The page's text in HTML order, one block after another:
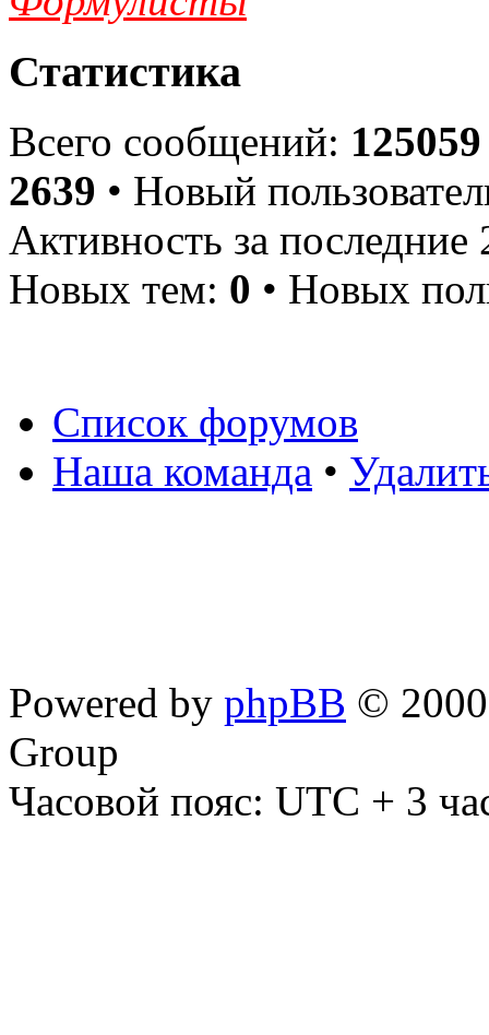
Статистика
Всего сообщений: 125059
2639 • Новый
Активность за
Новых тем: 0 • Новых
Список форумов
Наша команда •
Powered by phpBB ©
Group
Часовой пояс: UTC + 3